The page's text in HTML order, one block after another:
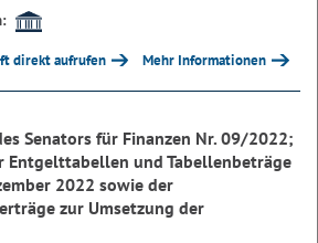
direkt aufrufen Mehr Informationen
Senators für Finanzen Nr. 09/2022;
Entgelttabellen und Tabellenbeträge
2022 sowie der
zur Umsetzung der